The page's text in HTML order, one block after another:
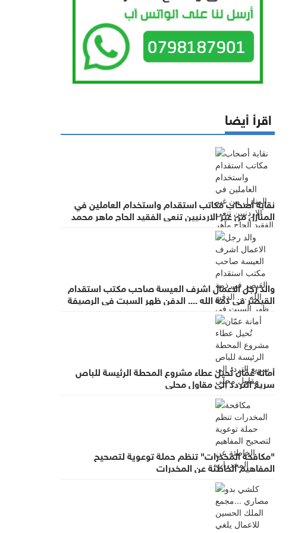
اقرأ أيضا
نقابة أصحاب مكاتب استقدام واستخدام العاملين في
المنازل من غير الاردنيين تنعى الفقيد الحاج ماهر محمد
العيسة
والد رجل الاعمال اشرف العيسة صاحب مكتب استقدام
القيصر في ذمة الله .... الدفن ظهر السبت في الرصيفة
والعزاء في ديوان صانور بحي الرشيد
أمانة عمّان تُحيل عطاء مشروع المحطة الرئيسة للباص
سريع التردد إلى مقاول محلي
"مكافحة المخدرات" تنظم حملة توعوية لتصحيح
المفاهيم الخاطئة عن المخدرات